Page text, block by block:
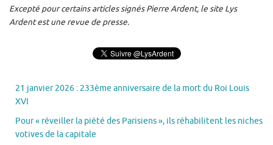
Excepté pour certains articles signés Pierre Ardent, le site Lys
Ardent est une revue de presse.
21 janvier 2026 : 233ème anniversaire de la mort du Roi Louis
XVI
Pour « réveiller la piété des Parisiens », ils réhabilitent les niches
votives de la capitale